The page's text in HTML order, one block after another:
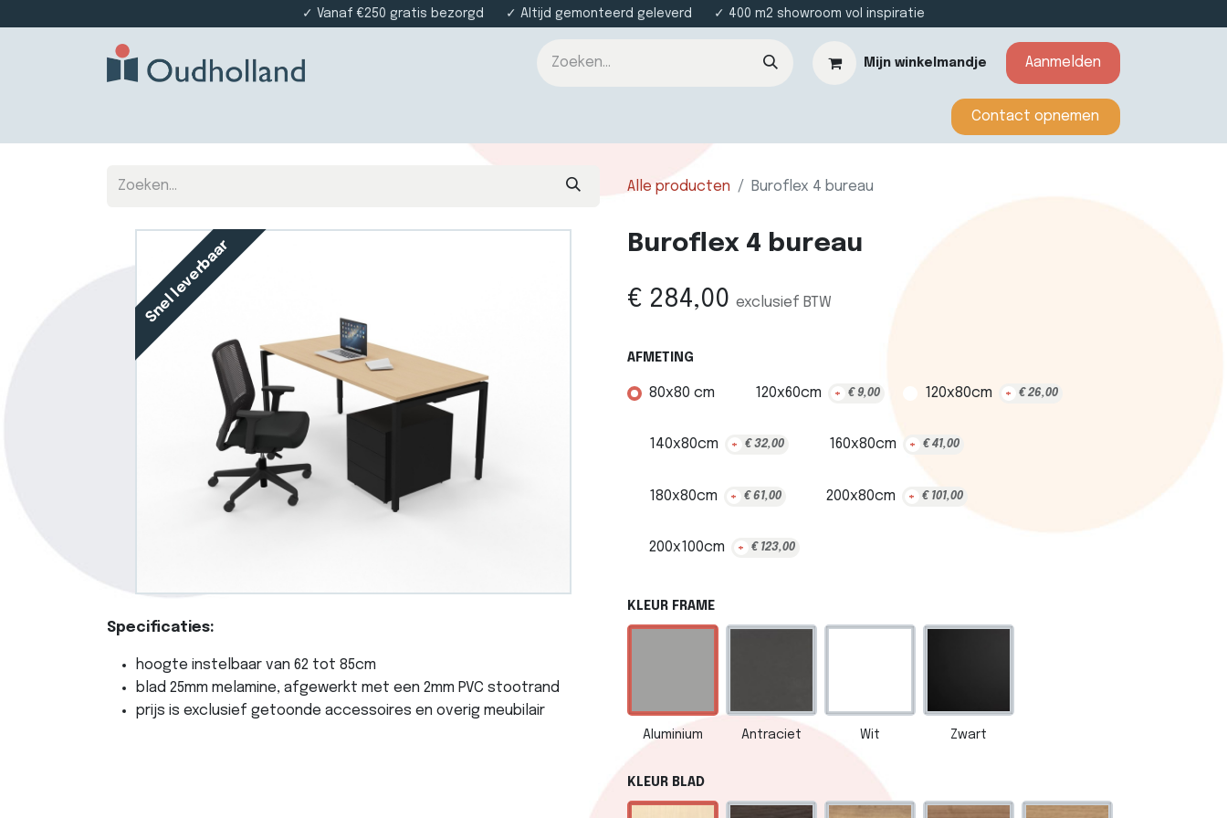
✓ Vanaf €250 gratis bezorgd ✓ Altijd gemonteerd geleverd ✓ 400 m2 showroom vol inspiratie
Mijn winkelmandje Aanmelden
​​​​​​Contact opnemen​​
Alle producten Buroflex 4 bureau
Snel leverbaar
Specificaties:
hoogte instelbaar van 62 tot 85cm
blad 25mm melamine, afgewerkt met een 2mm PVC stootrand
prijs is exclusief getoonde accessoires en overig meubilair
Buroflex 4 bureau
€ 284,00 exclusief BTW
AFMETING
80x80 cm 120x60cm + € 9,00 120x80cm + € 26,00
140x80cm + € 32,00 160x80cm + € 41,00
180x80cm + € 61,00 200x80cm + € 101,00
200x100cm + € 123,00
KLEUR FRAME
Aluminium Antraciet Wit Zwart
KLEUR BLAD